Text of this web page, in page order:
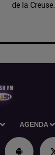
de la Creuse.
AGENDA